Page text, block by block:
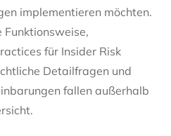
implementieren möchten.
für Insider Risk
Detailfragen und
fallen außerhalb